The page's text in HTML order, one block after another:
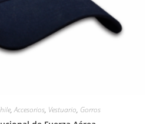
,Accesorios, Vestuario, Gorros